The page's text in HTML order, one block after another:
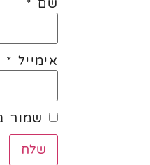
שם *
אימייל *
שמור